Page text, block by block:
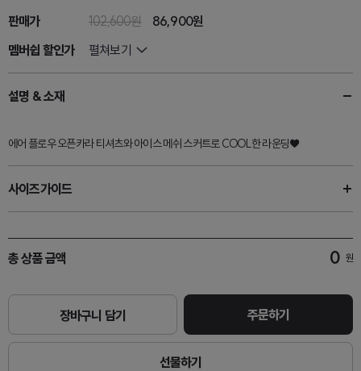
판매가 102,600원
86,900원
멤버쉽 할인가
펼쳐보기
설명 & 소재
에어 플로우 오픈카라 티셔츠와 아이스 메쉬 스커트로 COOL한 라운딩♥
사이즈가이드
총 상품 금액 0 원
장바구니 담기 주문하기
선물하기